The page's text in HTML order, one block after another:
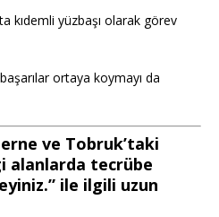
kıdemli yüzbaşı olarak görev
ortaya koymayı da
ve Tobruk’taki
alanlarda tecrübe
ile ilgili uzun